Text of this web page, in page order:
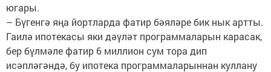
югары.
– Бүгенгә яңа йортларда фатир бәяләре бик нык артты.
Гаилә ипотекасы яки дәүләт программаларын карасак,
бер бүлмәле фатир 6 миллион сум тора дип
исәпләгәндә, бу ипотека программаларыннан куллану